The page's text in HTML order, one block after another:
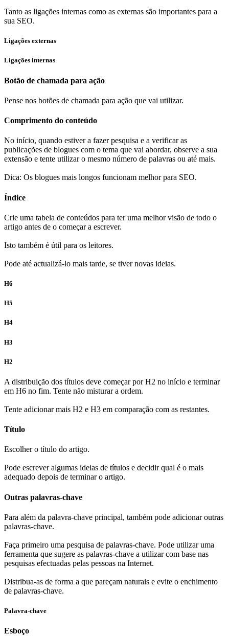
Tanto as ligações internas como as externas são importantes para a
sua SEO.
Ligações externas
Ligações internas
Botão de chamada para ação
Pense nos botões de chamada para ação que vai utilizar.
Comprimento do conteúdo
No início, quando estiver a fazer pesquisa e a verificar as
publicações de blogues com o tema que vai abordar, observe a sua
extensão e tente utilizar o mesmo número de palavras ou até mais.
Dica: Os blogues mais longos funcionam melhor para SEO.
Índice
Crie uma tabela de conteúdos para ter uma melhor visão de todo o
artigo antes de o começar a escrever.
Isto também é útil para os leitores.
Pode até actualizá-lo mais tarde, se tiver novas ideias.
H6
H5
H4
H3
H2
A distribuição dos títulos deve começar por H2 no início e terminar
em H6 no fim. Tente não misturar a ordem.
Tente adicionar mais H2 e H3 em comparação com as restantes.
Título
Escolher o título do artigo.
Pode escrever algumas ideias de títulos e decidir qual é o mais
adequado depois de terminar o artigo.
Outras palavras-chave
Para além da palavra-chave principal, também pode adicionar outras
palavras-chave.
Faça primeiro uma pesquisa de palavras-chave. Pode utilizar uma
ferramenta que sugere as palavras-chave a utilizar com base nas
pesquisas efectuadas pelas pessoas na Internet.
Distribua-as de forma a que pareçam naturais e evite o enchimento
de palavras-chave.
Palavra-chave
Esboço